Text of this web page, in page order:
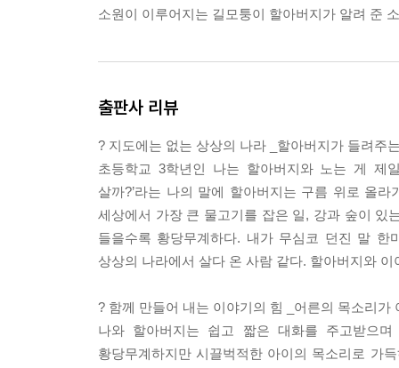
소원이 이루어지는 길모퉁이 할아버지가 알려 준
출판사 리뷰
? 지도에는 없는 상상의 나라 _할아버지가 들려주
초등학교 3학년인 나는 할아버지와 노는 게 제
살까?’라는 나의 말에 할아버지는 구름 위로 올
세상에서 가장 큰 물고기를 잡은 일, 강과 숲이 있
들을수록 황당무계하다. 내가 무심코 던진 말 한
상상의 나라에서 살다 온 사람 같다. 할아버지와
? 함께 만들어 내는 이야기의 힘 _어른의 목소리가
나와 할아버지는 쉽고 짧은 대화를 주고받으
황당무계하지만 시끌벅적한 아이의 목소리로 가